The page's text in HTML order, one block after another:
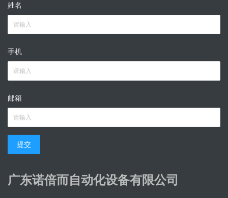
姓名
手机
邮箱
提交
广东诺倍而自动化设备有限公司